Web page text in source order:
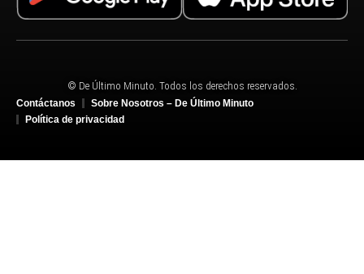
© De Último Minuto. Todos los derechos reservados.
Contáctanos
Sobre Nosotros – De Último Minuto
Política de privacidad